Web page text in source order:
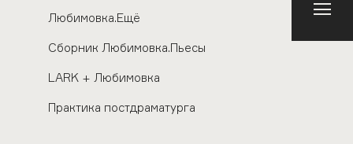
Любимовка.Ещё
Сборник Любимовка.Пьесы
LARK + Любимовка
Практика постдраматурга